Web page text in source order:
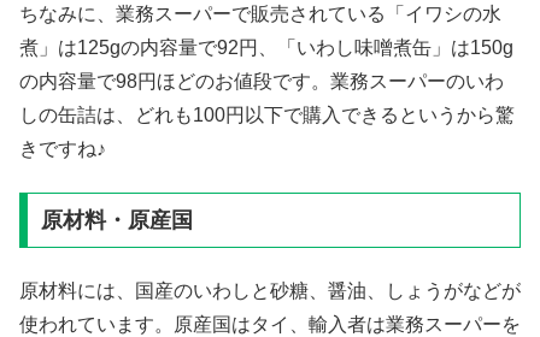
ちなみに、業務スーパーで販売されている「イワシの水
煮」は125gの内容量で92円、「いわし味噌煮缶」は150g
の内容量で98円ほどのお値段です。業務スーパーのいわ
しの缶詰は、どれも100円以下で購入できるというから驚
きですね♪
原材料・原産国
原材料には、国産のいわしと砂糖、醤油、しょうがなどが
使われています。原産国はタイ、輸入者は業務スーパーを